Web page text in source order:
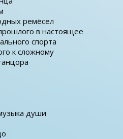
ремёсел
в настоящее
спорта
к сложному
души